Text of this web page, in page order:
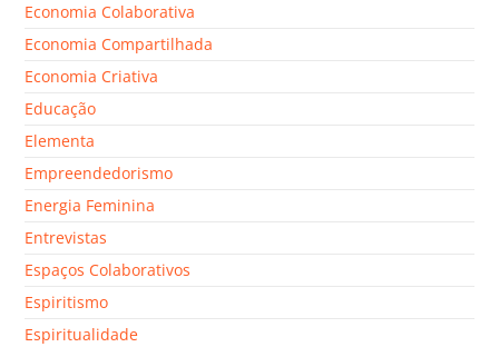
Economia Colaborativa
Economia Compartilhada
Economia Criativa
Educação
Elementa
Empreendedorismo
Energia Feminina
Entrevistas
Espaços Colaborativos
Espiritismo
Espiritualidade